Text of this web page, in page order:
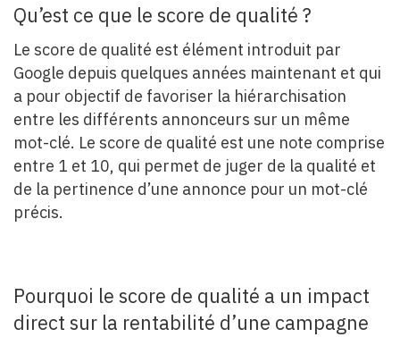
Qu’est ce que le score de qualité ?
Le score de qualité est élément introduit par
Google depuis quelques années maintenant et qui
a pour objectif de favoriser la hiérarchisation
entre les différents annonceurs sur un même
mot-clé. Le score de qualité est une note comprise
entre 1 et 10, qui permet de juger de la qualité et
de la pertinence d’une annonce pour un mot-clé
précis.
Pourquoi le score de qualité a un impact
direct sur la rentabilité d’une campagne